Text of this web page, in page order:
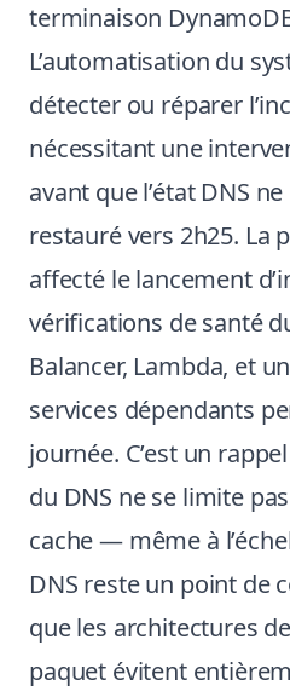
terminaison
L’automatisation du
détecter ou réparer
nécessitant une
avant que l’état DNS
restauré vers 2h25. La
affecté le lancement
vérifications de santé
Balancer, Lambda, et
services dépendants
journée. C’est un
du DNS ne se limite
cache — même à
DNS reste un point de
que les architectures
paquet évitent